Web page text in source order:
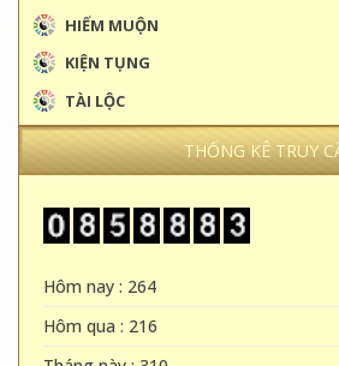
HIẾM MUỘN
KIỆN TỤNG
TÀI LỘC
THỐNG KÊ TRUY
Hôm nay : 264
Hôm qua : 216